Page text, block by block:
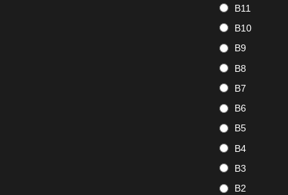
B11
B10
B9
B8
B7
B6
B5
B4
B3
B2